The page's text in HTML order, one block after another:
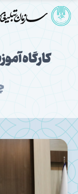
کارگاه